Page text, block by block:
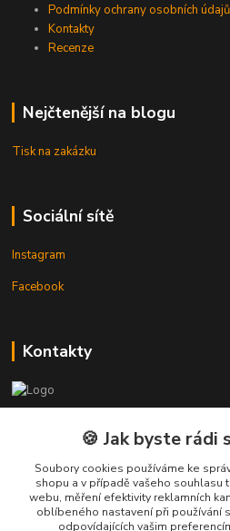
Podmínky ochrany osobních
Kontakty
Recenze
Nejčtenější na blogu
Tisk na zakázku
Sociální sítě
Instagram
Facebook
Kontakty
Tomáš Placatka
+420 728 969 499
info@3dtisktopla-shop.cz
🍪 Jak byste rádi
Soubory cookies používáme ke
shopu a v případě vašeho souhlasu
webu, měření efektivity reklamních
oblíbeného nastavení při používání
odpovídajících vašim